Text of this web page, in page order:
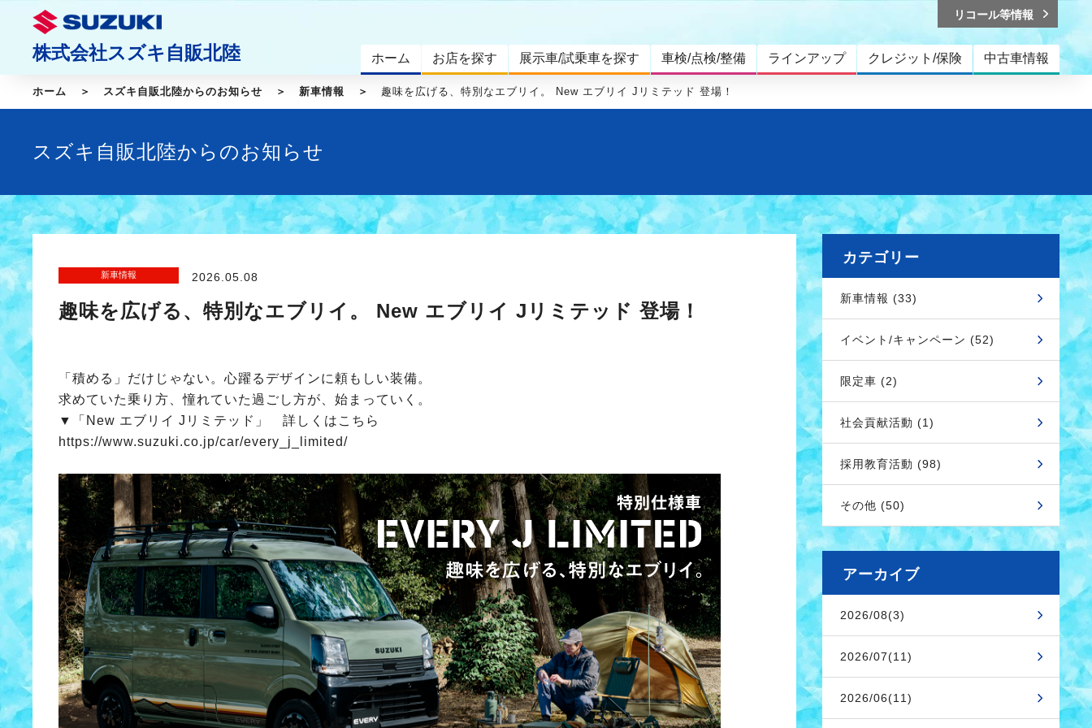
株式会社スズキ自販北陸 ホーム お店を探す 展示車/試乗車を探す 車検/点検/整備 ラインアップ クレジット/保険 中古車情報
リコール等情報
ホーム スズキ自販北陸からのお知らせ 新車情報 趣味を広げる、特別なエブリイ。 New エブリイ Jリミテッド 登場！
スズキ自販北陸からのお知らせ
新車情報 2026.05.08
趣味を広げる、特別なエブリイ。 New エブリイ Jリミテッド 登場！
「積める」だけじゃない。心躍るデザインに頼もしい装備。
求めていた乗り方、憧れていた過ごし方が、始まっていく。
▼「New エブリイ Jリミテッド」 詳しくはこちら
https://www.suzuki.co.jp/car/every_j_limited/
カテゴリー
新車情報 (33)
イベント/キャンペーン (52)
限定車 (2)
社会貢献活動 (1)
採用教育活動 (98)
その他 (50)
アーカイブ
2026/08(3)
2026/07(11)
2026/06(11)